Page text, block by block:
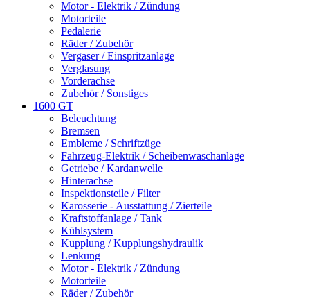
Motor - Elektrik / Zündung
Motorteile
Pedalerie
Räder / Zubehör
Vergaser / Einspritzanlage
Verglasung
Vorderachse
Zubehör / Sonstiges
1600 GT
Beleuchtung
Bremsen
Embleme / Schriftzüge
Fahrzeug-Elektrik / Scheibenwaschanlage
Getriebe / Kardanwelle
Hinterachse
Inspektionsteile / Filter
Karosserie - Ausstattung / Zierteile
Kraftstoffanlage / Tank
Kühlsystem
Kupplung / Kupplungshydraulik
Lenkung
Motor - Elektrik / Zündung
Motorteile
Räder / Zubehör